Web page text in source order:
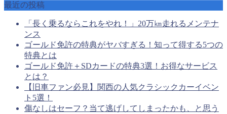
最近の投稿
「長く乗るならこれをやれ！」20万㎞走れるメンテナ
ンス
ゴールド免許の特典がヤバすぎる！知って得する5つの
特典とは
ゴールド免許＋SDカードの特典3選！お得なサービス
とは？
【旧車ファン必見】関西の人気クラシックカーイベン
ト5選！
傷なしはセーフ？当て逃げしてしまったかも、と思う